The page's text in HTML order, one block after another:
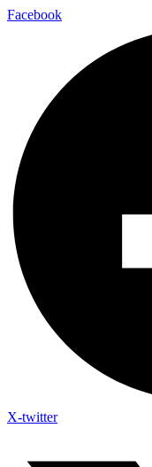
Facebook
X-twitter